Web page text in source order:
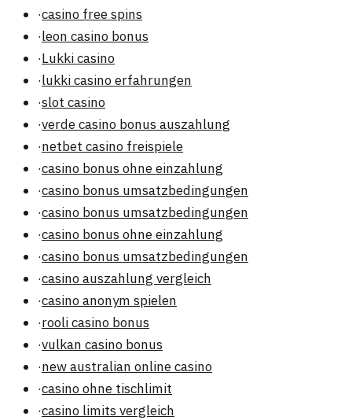
·casino free spins
·leon casino bonus
·Lukki casino
·lukki casino erfahrungen
·slot casino
·verde casino bonus auszahlung
·netbet casino freispiele
·casino bonus ohne einzahlung
·casino bonus umsatzbedingungen
·casino bonus umsatzbedingungen
·casino bonus ohne einzahlung
·casino bonus umsatzbedingungen
·casino auszahlung vergleich
·casino anonym spielen
·rooli casino bonus
·vulkan casino bonus
·new australian online casino
·casino ohne tischlimit
·casino limits vergleich